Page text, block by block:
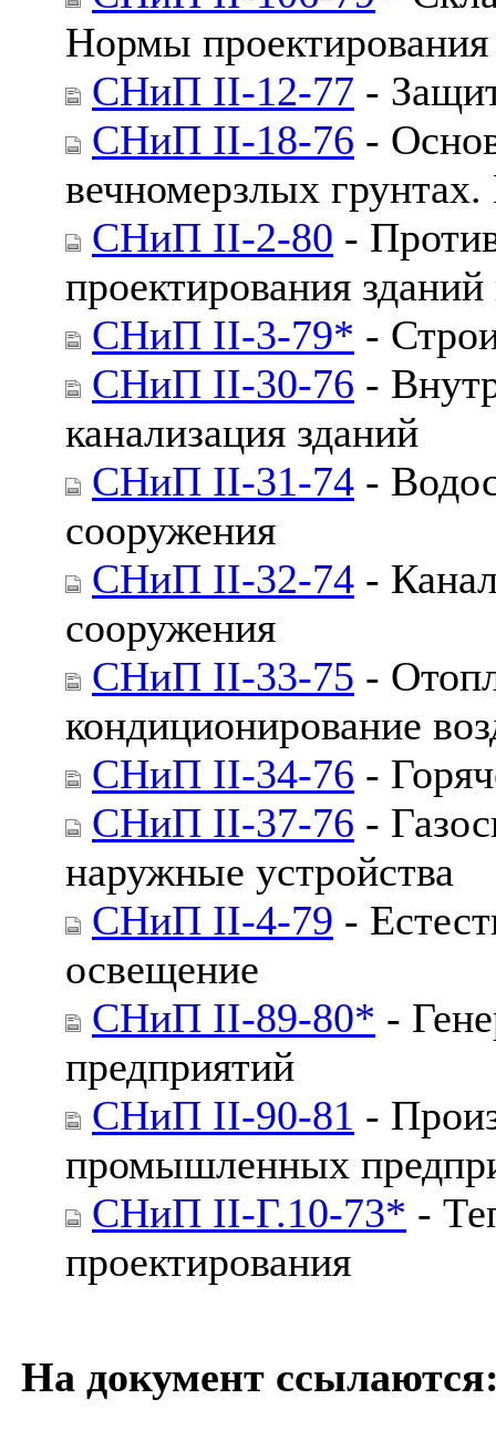
Нормы проектирования
СНиП II-12-77 -
СНиП II-18-76 -
вечномерзлых
СНиП II-2-80 -
проектирования
СНиП II-3-79* -
СНиП II-30-76 -
канализация зданий
СНиП II-31-74 -
сооружения
СНиП II-32-74 -
сооружения
СНиП II-33-75 -
кондиционирование
СНиП II-34-76 -
СНиП II-37-76 -
наружные устройства
СНиП II-4-79 -
освещение
СНиП II-89-80* -
предприятий
СНиП II-90-81 -
промышленных
СНиП II-Г.10-73* -
проектирования
На документ